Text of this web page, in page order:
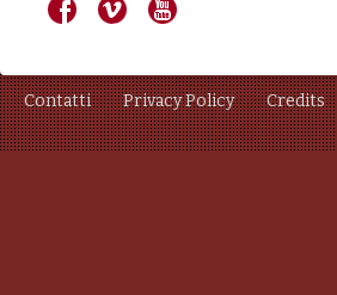
Contatti Privacy Policy Credits